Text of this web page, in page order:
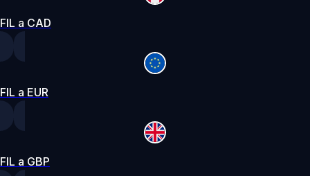
FIL a CAD
FIL a EUR
FIL a GBP